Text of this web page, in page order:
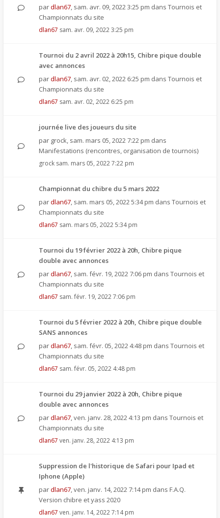
pardlan67, sam. avr. 09, 2022 3:25 pm dans Tournois et
Championnats du site
dlan67 sam. avr. 09, 2022 3:25 pm
Tournoi du 2 avril 2022 à 20h15, Chibre pique double
avec annonces
pardlan67, sam. avr. 02, 2022 6:25 pm dans Tournois et
Championnats du site
dlan67 sam. avr. 02, 2022 6:25 pm
journée live des joueurs du site
par grock, sam. mars 05, 2022 7:22 pm dans
Manifestations (rencontres, organisation de tournois)
grock sam. mars 05, 2022 7:22 pm
Championnat du chibre du 5 mars 2022
pardlan67, sam. mars 05, 2022 5:34 pm dans Tournois et
Championnats du site
dlan67 sam. mars 05, 2022 5:34 pm
Tournoi du 19 février 2022 à 20h, Chibre pique
double avec annonces
pardlan67, sam. févr. 19, 2022 7:06 pm dans Tournois et
Championnats du site
dlan67 sam. févr. 19, 2022 7:06 pm
Tournoi du 5 février 2022 à 20h, Chibre pique double
SANS annonces
pardlan67, sam. févr. 05, 2022 4:48 pm dans Tournois et
Championnats du site
dlan67 sam. févr. 05, 2022 4:48 pm
Tournoi du 29 janvier 2022 à 20h, Chibre pique
double avec annonces
pardlan67,ven. janv. 28, 2022 4:13 pm dans Tournois et
Championnats du site
dlan67 ven. janv. 28, 2022 4:13 pm
Suppression de l'historique de Safari pour Ipad et
Iphone (Apple)
pardlan67,ven. janv. 14, 2022 7:14 pm dans F.A.Q.
Version chibre et yass 2020
dlan67 ven. janv. 14, 2022 7:14 pm